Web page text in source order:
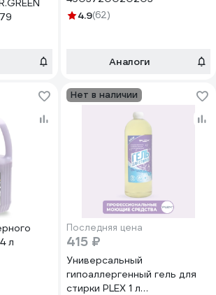
4.9(62)
Аналоги
л
Нет в наличии
Последняя цена
415 ₽
Универсальный
гипоаллергенный гель для
стирки PLEX 1 л